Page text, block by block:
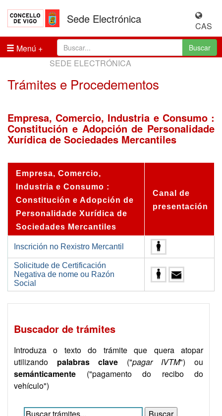
Sede Electrónica
CAS
Menú
Buscar
SEDE ELECTRÓNICA
Trámites e Procedementos
Empresa, Comercio, Industria e Consumo :
Constitución e Adopción de Personalidade
Xurídica de Sociedades Mercantiles
Empresa, Comercio,
Industria e Consumo :
Constitución e Adopción de
Personalidade Xurídica de
Sociedades Mercantiles
Canal de
presentación
Inscrición no Rexistro Mercantil
Solicitude de Certificación
Negativa de nome ou Razón
Social
Buscador de trámites
Introduza o texto do trámite que quera atopar
utilizando palabras clave ("pagar IVTM") ou
semánticamente ("pagamento do recibo do
vehículo")